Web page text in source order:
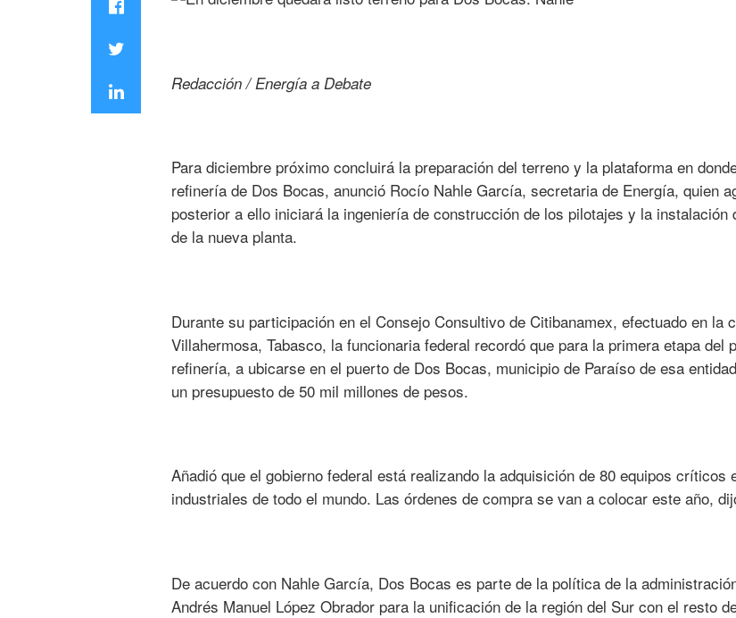
Redacción / Energía a Debate
Para diciembre próximo concluirá la preparación del terreno y la plataforma en
refinería de Dos Bocas, anunció Rocío Nahle García, secretaria de Energía, quien
posterior a ello iniciará la ingeniería de construcción de los pilotajes y la instalación
de la nueva planta.
Durante su participación en el Consejo Consultivo de Citibanamex, efectuado en la
Villahermosa, Tabasco, la funcionaria federal recordó que para la primera etapa del
refinería, a ubicarse en el puerto de Dos Bocas, municipio de Paraíso de esa
un presupuesto de 50 mil millones de pesos.
Añadió que el gobierno federal está realizando la adquisición de 80 equipos críticos
industriales de todo el mundo. Las órdenes de compra se van a colocar este año,
De acuerdo con Nahle García, Dos Bocas es parte de la política de la
Andrés Manuel López Obrador para la unificación de la región del Sur con el resto